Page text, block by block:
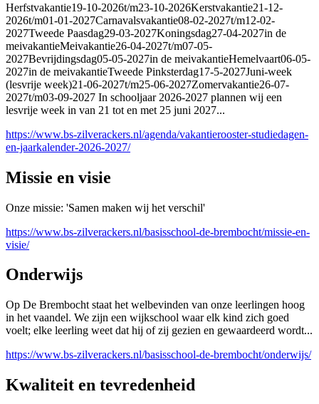
Herfstvakantie19-10-2026t/m23-10-2026Kerstvakantie21-12-
2026t/m01-01-2027Carnavalsvakantie08-02-2027t/m12-02-
2027Tweede Paasdag29-03-2027Koningsdag27-04-2027in de
meivakantieMeivakantie26-04-2027t/m07-05-
2027Bevrijdingsdag05-05-2027in de meivakantieHemelvaart06-05-
2027in de meivakantieTweede Pinksterdag17-5-2027Juni-week
(lesvrije week)21-06-2027t/m25-06-2027Zomervakantie26-07-
2027t/m03-09-2027 In schooljaar 2026-2027 plannen wij een
lesvrije week in van 21 tot en met 25 juni 2027...
https://www.bs-zilverackers.nl/agenda/vakantierooster-studiedagen-
en-jaarkalender-2026-2027/
Missie en visie
Onze missie: 'Samen maken wij het verschil'
https://www.bs-zilverackers.nl/basisschool-de-brembocht/missie-en-
visie/
Onderwijs
Op De Brembocht staat het welbevinden van onze leerlingen hoog
in het vaandel. We zijn een wijkschool waar elk kind zich goed
voelt; elke leerling weet dat hij of zij gezien en gewaardeerd wordt...
https://www.bs-zilverackers.nl/basisschool-de-brembocht/onderwijs/
Kwaliteit en tevredenheid